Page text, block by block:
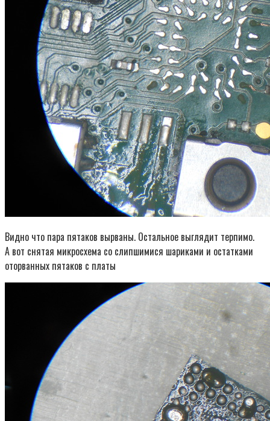
Видно что пара пятаков вырваны. Остальное выглядит терпимо.
А вот снятая микросхема со слипшимися шариками и остатками
оторванных пятаков с платы